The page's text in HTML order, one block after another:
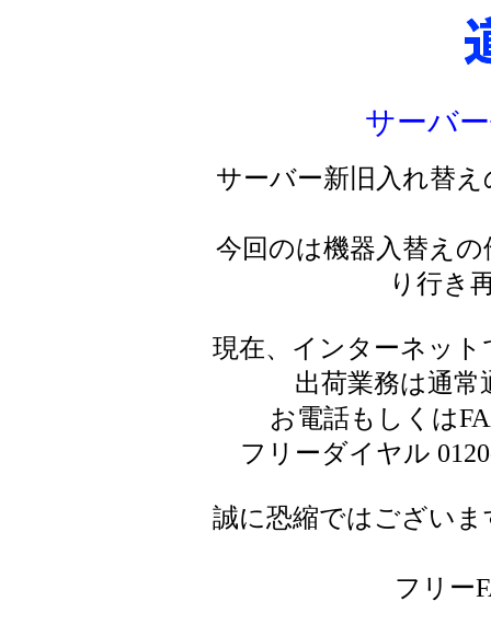
サーバ
サーバー新旧入れ替
今回のは機器入替え
り行き
現在、インターネッ
出荷業務は通
お電話もしくは
フリーダイヤル
誠に恐縮ではござい
フリー